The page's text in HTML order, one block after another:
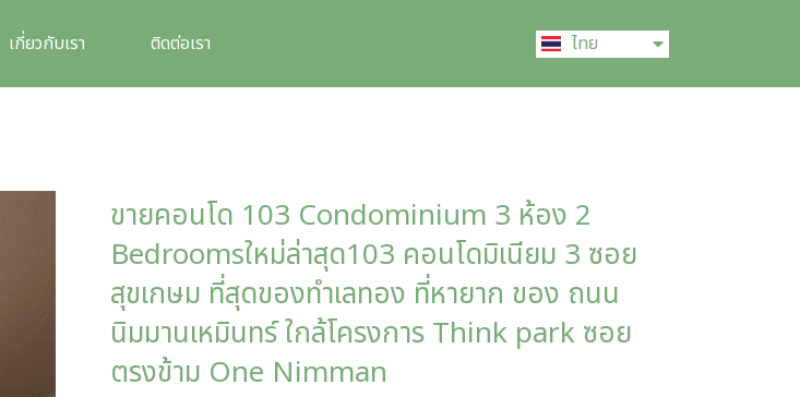
เกี่ยวกับเรา ติดต่อเรา ไทย
中文 (中国)
ขายคอนโด 103 Condominium 3 ห้อง 2
Bedroomsใหม่ล่าสุด103 คอนโดมิเนียม 3 ซอย
สุขเกษม ที่สุดของทำเลทอง ที่หายาก ของ ถนน
นิมมานเหมินทร์ ใกล้โครงการ Think park ซอย
ตรงข้าม One Nimman